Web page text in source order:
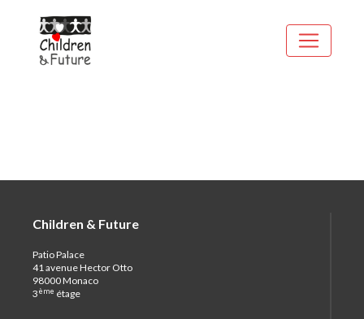
Children & Future
Patio Palace
41 avenue Hector Otto
98000 Monaco
3ème étage